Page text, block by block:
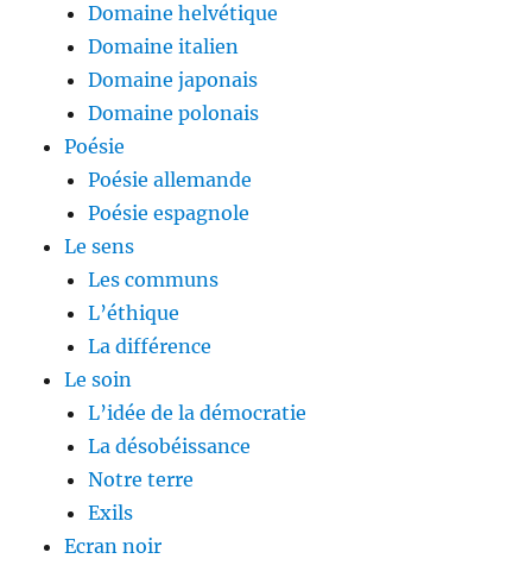
Domaine helvétique
Domaine italien
Domaine japonais
Domaine polonais
Poésie
Poésie allemande
Poésie espagnole
Le sens
Les communs
L’éthique
La différence
Le soin
L’idée de la démocratie
La désobéissance
Notre terre
Exils
Ecran noir